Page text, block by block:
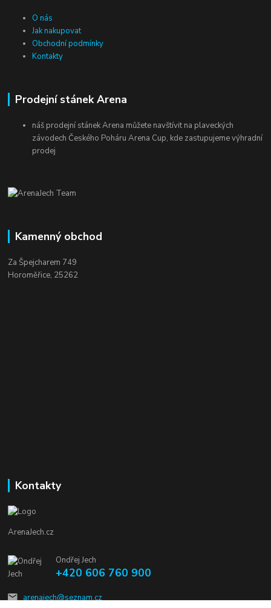
O nás
Jak nakupovat
Obchodní podmínky
Kontakty
Prodejní stánek Arena
náš prodejní stánek Arena můžete navštívit na plaveckých
závodech Českého Poháru Arena Cup, kde zastupujeme výhradní
prodej
Kamenný obchod
Za Špejcharem 749
Horoměřice, 25262
Kontakty
ArenaJech.cz
Ondřej Jech
+420 606 760 900
arenajech@seznam.cz